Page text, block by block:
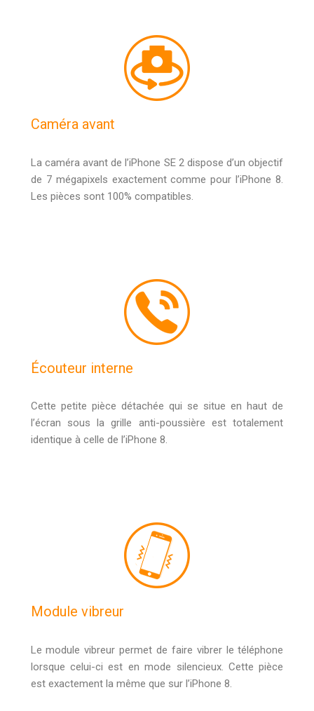
Caméra avant
La caméra avant de l’iPhone SE 2 dispose d’un objectif
de 7 mégapixels exactement comme pour l’iPhone 8.
Les pièces sont 100% compatibles.
Écouteur interne
Cette petite pièce détachée qui se situe en haut de
l’écran sous la grille anti-poussière est totalement
identique à celle de l’iPhone 8.
Module vibreur
Le module vibreur permet de faire vibrer le téléphone
lorsque celui-ci est en mode silencieux. Cette pièce
est exactement la même que sur l’iPhone 8.